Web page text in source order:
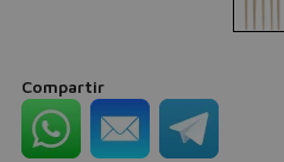
Compartir